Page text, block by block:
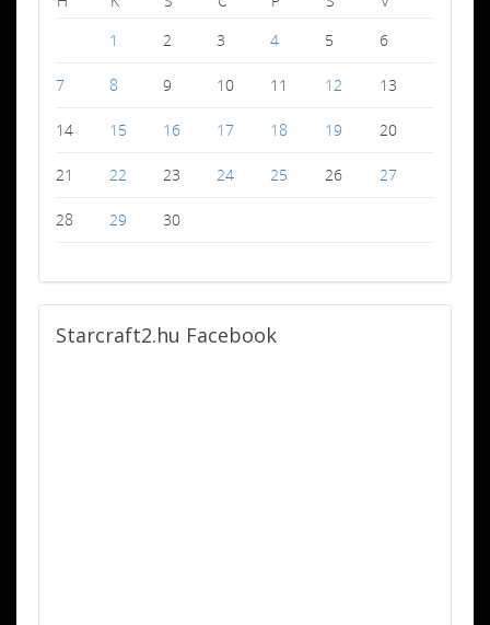
1
2 3 4 5 6
7 8 9 10 11 12 13
14 15 16 17 18 19 20
21 22 23 24 25 26 27
28 29 30
Starcraft2.hu Facebook